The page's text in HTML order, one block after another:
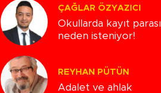
ÇAĞLAR ÖZYAZICI
Okullarda kayıt parası
neden isteniyor!
REYHAN PÜTÜN
Adalet ve ahlak